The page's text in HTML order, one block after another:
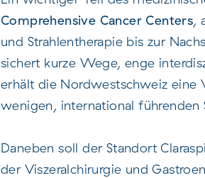
Comprehensive Cancer Centers,
und Strahlentherapie bis zur
sichert kurze Wege, enge
erhält die Nordwestschweiz eine
wenigen, international
Daneben soll der Standort
der Viszeralchirurgie und